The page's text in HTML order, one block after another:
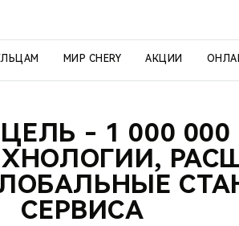
МИР CHERY АКЦИИ
ЦЕЛЬ - 1 000
СЕРВИСА